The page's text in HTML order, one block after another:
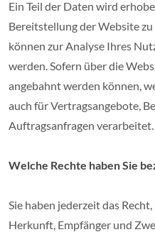
Ein Teil der Daten wird
Bereitstellung der Website
können zur Analyse Ihres
werden. Sofern über die
angebahnt werden können,
auch für Vertragsangebote,
Auftragsanfragen verarbeitet.
Welche Rechte haben Sie
Sie haben jederzeit das
Herkunft, Empfänger und